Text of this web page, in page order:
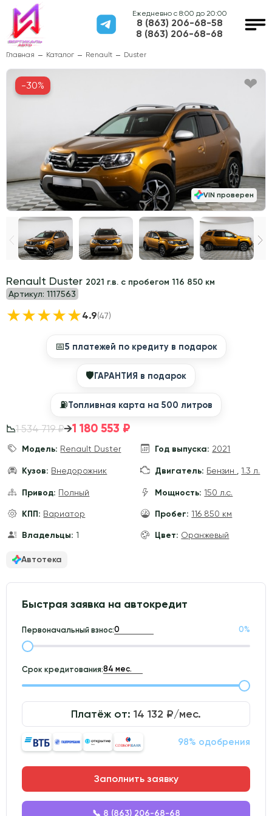
Ежедневно с 8:00 до 20:00
8 (863) 206-68-58
8 (863) 206-68-68
Главная Каталог Renault Duster
Renault Duster 2021 г.в. с пробегом 116 850 км
Артикул: 1117563
★★★★★4.9(47)
📅5 платежей по кредиту в подарок
🛡ГАРАНТИЯ в подарок
⛽️Топливная карта на 500 литров
📉1 534 719 ₽→1 180 553 ₽
Модель: Renault Duster Год выпуска: 2021
Кузов: Внедорожник Двигатель: Бензин ,1.3 л.
Привод: Полный Мощность: 150 л.с.
КПП: Вариатор Пробег: 116 850 км
Владельцы: 1 Цвет: Оранжевый
Автотека
Быстрая заявка на автокредит
Первоначальный взнос: 0%
Срок кредитования:
Платёж от: 14 132 ₽/мес.
98% одобрения
Заполнить заявку
📞 8 (863) 206-68-68
VIN проверен
-30%